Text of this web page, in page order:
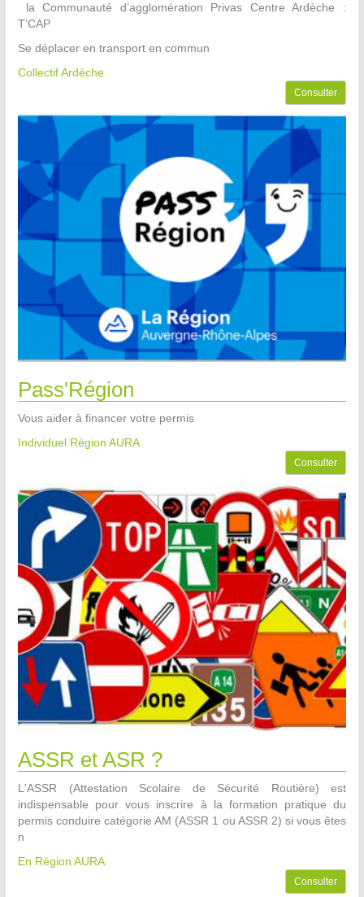
la Communauté d’agglomération Privas Centre Ardèche :
T’CAP
Se déplacer en transport en commun
Collectif Ardèche
Consulter
Pass'Région
Vous aider à financer votre permis
Individuel Région AURA
Consulter
ASSR et ASR ?
L'ASSR (Attestation Scolaire de Sécurité Routière) est
indispensable pour vous inscrire à la formation pratique du
permis conduire catégorie AM (ASSR 1 ou ASSR 2) si vous êtes
n
En Région AURA
Consulter